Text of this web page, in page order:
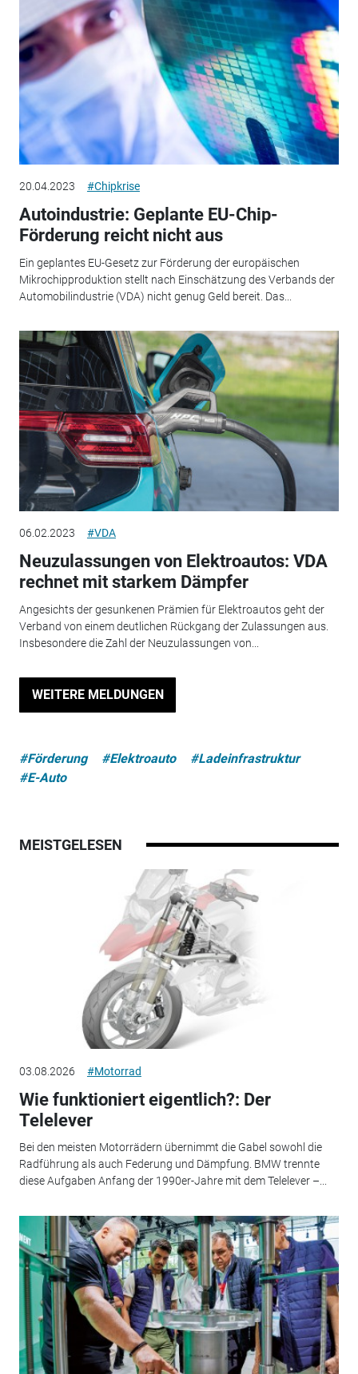
20.04.2023 #Chipkrise
Autoindustrie: Geplante EU-Chip-
Förderung reicht nicht aus
Ein geplantes EU-Gesetz zur Förderung der europäischen
Mikrochipproduktion stellt nach Einschätzung des Verbands der
Automobilindustrie (VDA) nicht genug Geld bereit. Das...
06.02.2023 #VDA
Neuzulassungen von Elektroautos: VDA
rechnet mit starkem Dämpfer
Angesichts der gesunkenen Prämien für Elektroautos geht der
Verband von einem deutlichen Rückgang der Zulassungen aus.
Insbesondere die Zahl der Neuzulassungen von...
WEITERE MELDUNGEN
#Förderung #Elektroauto
#Ladeinfrastruktur
#E-Auto
MEISTGELESEN
03.08.2026 #Motorrad
Wie funktioniert eigentlich?: Der
Telelever
Bei den meisten Motorrädern übernimmt die Gabel sowohl die
Radführung als auch Federung und Dämpfung. BMW trennte
diese Aufgaben Anfang der 1990er-Jahre mit dem Telelever –...